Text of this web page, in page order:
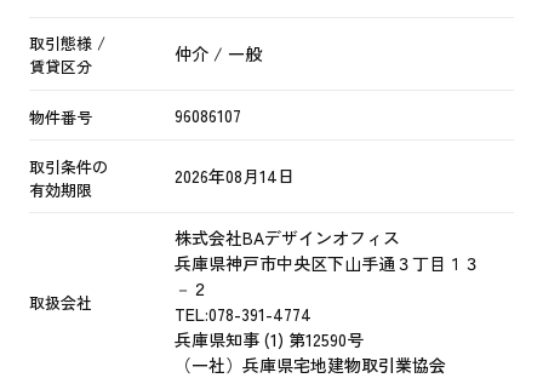
取引態様 /
賃貸区分
仲介 / 一般
物件番号 96086107
取引条件の
有効期限
2026年08月14日
取扱会社
株式会社BAデザインオフィス
兵庫県神戸市中央区下山手通３丁目１３
－２
TEL:078-391-4774
兵庫県知事 (1) 第12590号
（一社）兵庫県宅地建物取引業協会